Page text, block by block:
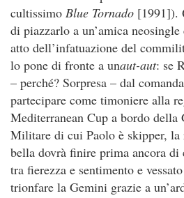
cultissimo Blue Tornado [1991]).
di piazzarlo a un’amica
atto dell’infatuazione del
lo pone di fronte a unaut-aut: se
– perché? Sorpresa – dal
partecipare come timoniere alla
Mediterranean Cup a bordo
Militare di cui Paolo è skipper, la
bella dovrà finire prima ancora
tra fierezza e sentimento e
trionfare la Gemini grazie a